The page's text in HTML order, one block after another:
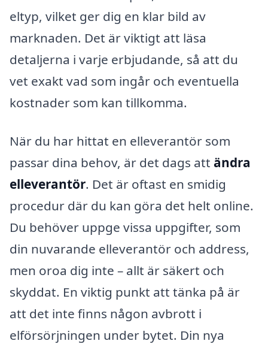
eltyp, vilket ger dig en klar bild av
marknaden. Det är viktigt att läsa
detaljerna i varje erbjudande, så att du
vet exakt vad som ingår och eventuella
kostnader som kan tillkomma.
När du har hittat en elleverantör som
passar dina behov, är det dags att ändra
elleverantör. Det är oftast en smidig
procedur där du kan göra det helt online.
Du behöver uppge vissa uppgifter, som
din nuvarande elleverantör och address,
men oroa dig inte – allt är säkert och
skyddat. En viktig punkt att tänka på är
att det inte finns någon avbrott i
elförsörjningen under bytet. Din nya